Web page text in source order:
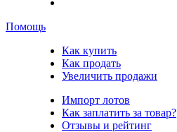
Помощь
Как купить
Как продать
Увеличить продажи
Импорт лотов
Как заплатить за товар?
Отзывы и рейтинг